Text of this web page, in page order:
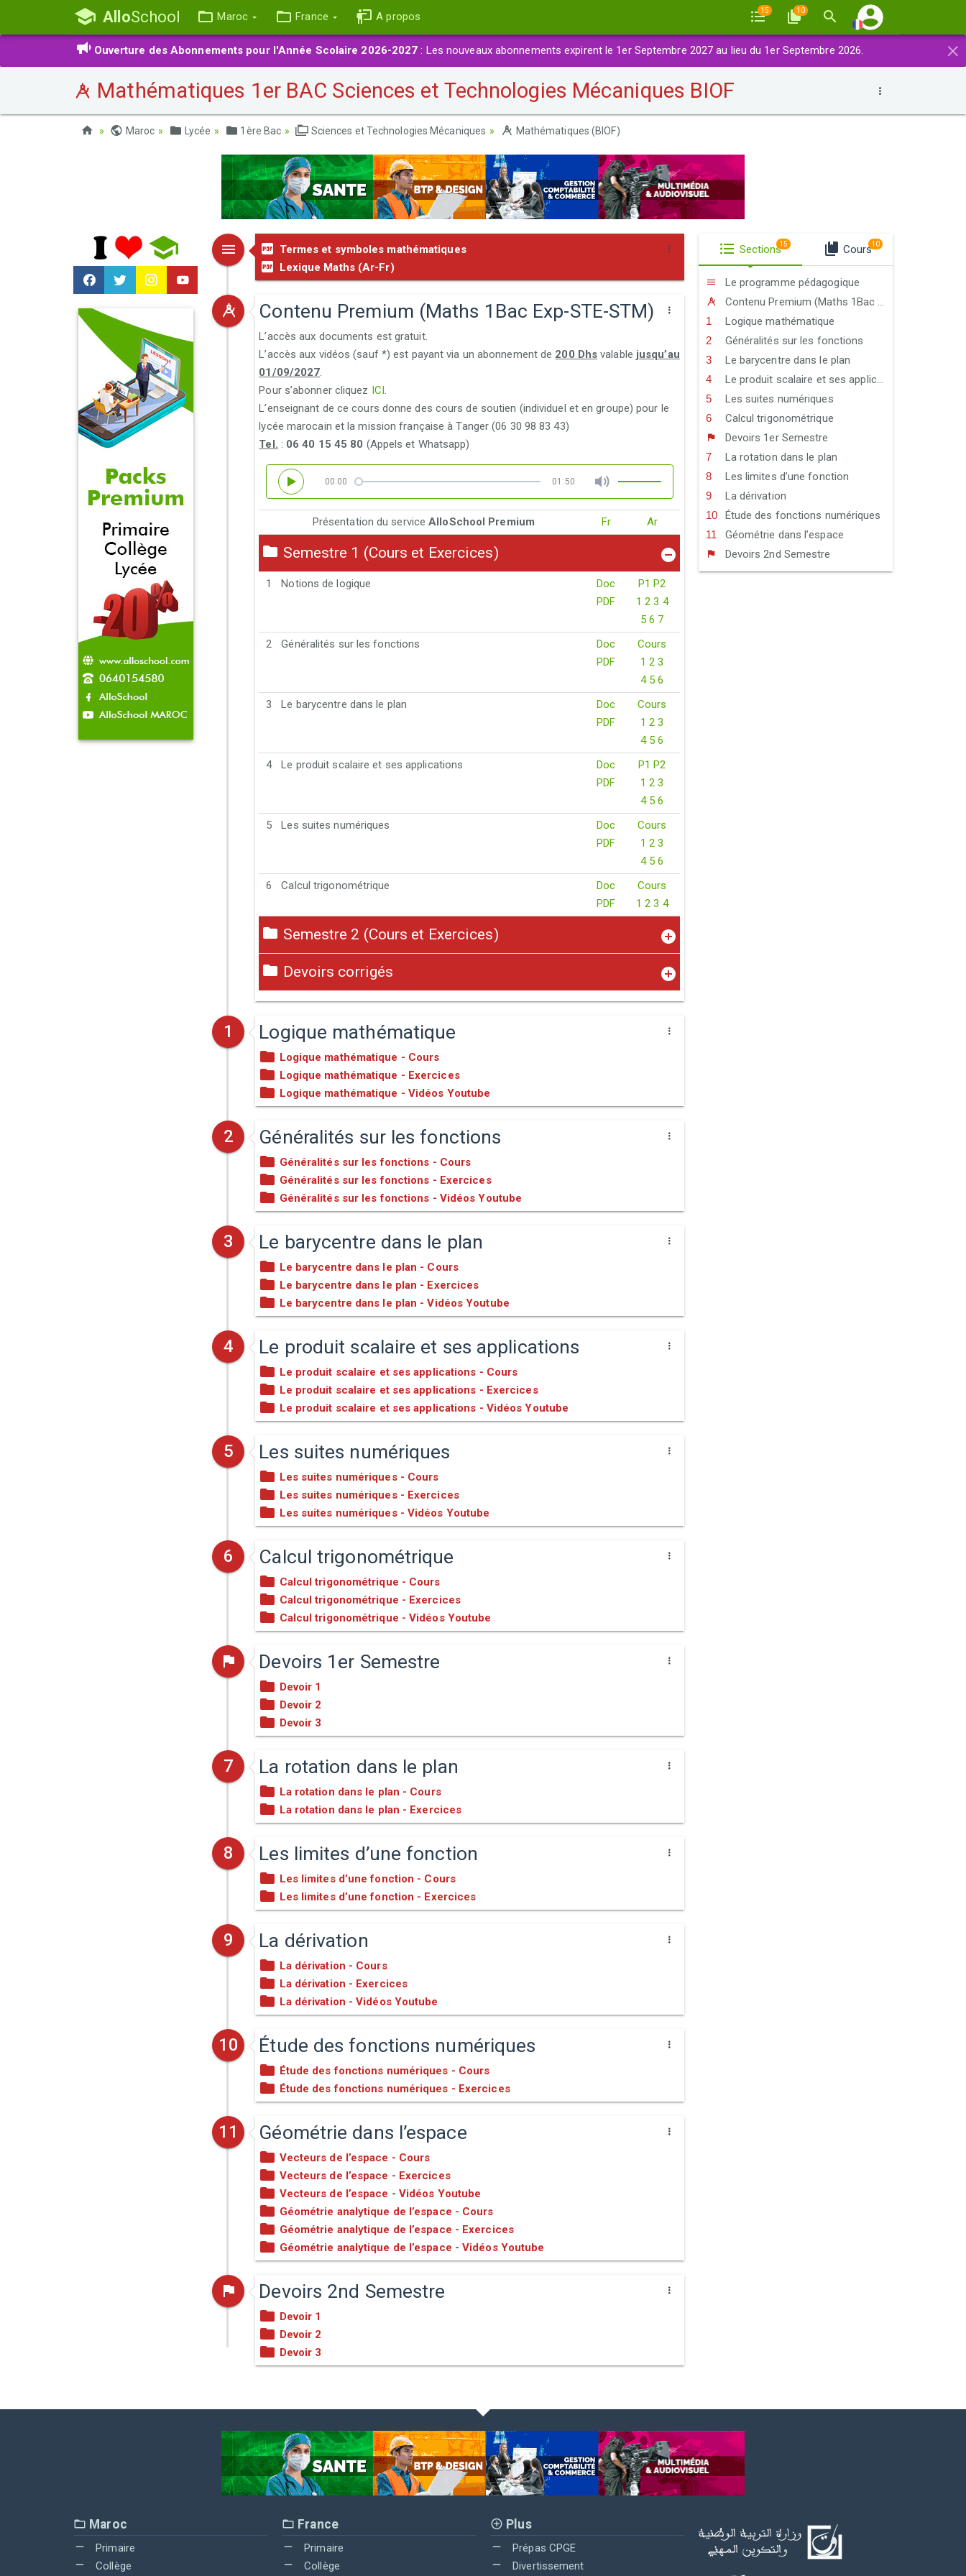
AlloSchool Maroc France A propos 15 10
×
Ouverture des Abonnements pour l'Année Scolaire 2026-2027 : Les nouveaux abonnements expirent le 1er Septembre 2027 au lieu du 1er Septembre 2026.
Mathématiques 1er BAC Sciences et Technologies Mécaniques BIOF
Maroc Lycée 1ère Bac Sciences et Technologies Mécaniques Mathématiques (BIOF)
Termes et symboles mathématiques
Lexique Maths (Ar-Fr)
Contenu Premium (Maths 1Bac Exp-STE-STM)
L’accès aux documents est gratuit.
L’accès aux vidéos (sauf *) est payant via un abonnement de 200 Dhs valable jusqu’au
01/09/2027.
Pour s’abonner cliquez ICI.
L’enseignant de ce cours donne des cours de soutien (individuel et en groupe) pour le
lycée marocain et la mission française à Tanger (06 30 98 83 43)
Tel. : 06 40 15 45 80 (Appels et Whatsapp)
00:00 01:50
Présentation du serviceAlloSchool Premium Fr Ar
Semestre 1 (Cours et Exercices)
1 Notions de logique
Doc
PDF
P1 P2
1 2 3 4
5 6 7
2
Généralités sur les fonctions
Doc
PDF
Cours
1 2 3
4 5 6
3
Le barycentre dans le plan
Doc
PDF
Cours
1 2 3
4 5 6
4
Le produit scalaire et ses applications
Doc
PDF
P1 P2
1 2 3
4 5 6
5
Les suites numériques
Doc
PDF
Cours
1 2 3
4 5 6
6
Calcul trigonométrique
Doc
PDF
Cours
1 2 3 4
Semestre 2 (Cours et Exercices)
Devoirs corrigés
1 Logique mathématique
Logique mathématique - Cours
Logique mathématique - Exercices
Logique mathématique - Vidéos Youtube
2 Généralités sur les fonctions
Généralités sur les fonctions - Cours
Généralités sur les fonctions - Exercices
Généralités sur les fonctions - Vidéos Youtube
3 Le barycentre dans le plan
Le barycentre dans le plan - Cours
Le barycentre dans le plan - Exercices
Le barycentre dans le plan - Vidéos Youtube
4 Le produit scalaire et ses applications
Le produit scalaire et ses applications - Cours
Le produit scalaire et ses applications - Exercices
Le produit scalaire et ses applications - Vidéos Youtube
5 Les suites numériques
Les suites numériques - Cours
Les suites numériques - Exercices
Les suites numériques - Vidéos Youtube
6 Calcul trigonométrique
Calcul trigonométrique - Cours
Calcul trigonométrique - Exercices
Calcul trigonométrique - Vidéos Youtube
Devoirs 1er Semestre
Devoir 1
Devoir 2
Devoir 3
7 La rotation dans le plan
La rotation dans le plan - Cours
La rotation dans le plan - Exercices
8 Les limites d’une fonction
Les limites d’une fonction - Cours
Les limites d’une fonction - Exercices
9 La dérivation
La dérivation - Cours
La dérivation - Exercices
La dérivation - Vidéos Youtube
10 Étude des fonctions numériques
Étude des fonctions numériques - Cours
Étude des fonctions numériques - Exercices
11 Géométrie dans l’espace
Vecteurs de l’espace - Cours
Vecteurs de l’espace - Exercices
Vecteurs de l’espace - Vidéos Youtube
Géométrie analytique de l’espace - Cours
Géométrie analytique de l’espace - Exercices
Géométrie analytique de l’espace - Vidéos Youtube
Devoirs 2nd Semestre
Devoir 1
Devoir 2
Devoir 3
Sections15 Cours10
Le programme pédagogique
Contenu Premium (Maths 1Bac Exp-STE-STM)
Logique mathématique
Généralités sur les fonctions
Le barycentre dans le plan
Le produit scalaire et ses applications
Les suites numériques
Calcul trigonométrique
Devoirs 1er Semestre
La rotation dans le plan
Les limites d’une fonction
La dérivation
Étude des fonctions numériques
Géométrie dans l’espace
Devoirs 2nd Semestre
Maroc
Primaire
Collège
France
Primaire
Collège
Plus
Prépas CPGE
Divertissement